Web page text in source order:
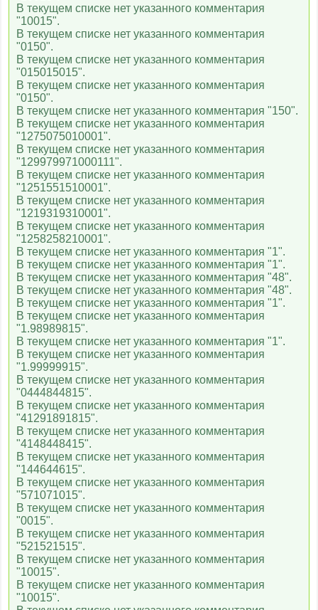
В текущем списке нет указанного комментария
"10015".
В текущем списке нет указанного комментария
"0150".
В текущем списке нет указанного комментария
"015015015".
В текущем списке нет указанного комментария
"0150".
В текущем списке нет указанного комментария "150".
В текущем списке нет указанного комментария
"1275075010001".
В текущем списке нет указанного комментария
"129979971000111".
В текущем списке нет указанного комментария
"1251551510001".
В текущем списке нет указанного комментария
"1219319310001".
В текущем списке нет указанного комментария
"1258258210001".
В текущем списке нет указанного комментария "1".
В текущем списке нет указанного комментария "1".
В текущем списке нет указанного комментария "48".
В текущем списке нет указанного комментария "48".
В текущем списке нет указанного комментария "1".
В текущем списке нет указанного комментария
"1.98989815".
В текущем списке нет указанного комментария "1".
В текущем списке нет указанного комментария
"1.99999915".
В текущем списке нет указанного комментария
"0444844815".
В текущем списке нет указанного комментария
"41291891815".
В текущем списке нет указанного комментария
"4148448415".
В текущем списке нет указанного комментария
"144644615".
В текущем списке нет указанного комментария
"571071015".
В текущем списке нет указанного комментария
"0015".
В текущем списке нет указанного комментария
"521521515".
В текущем списке нет указанного комментария
"10015".
В текущем списке нет указанного комментария
"10015".